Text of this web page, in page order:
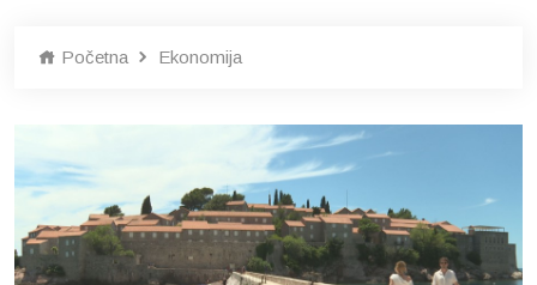
Početna Ekonomija